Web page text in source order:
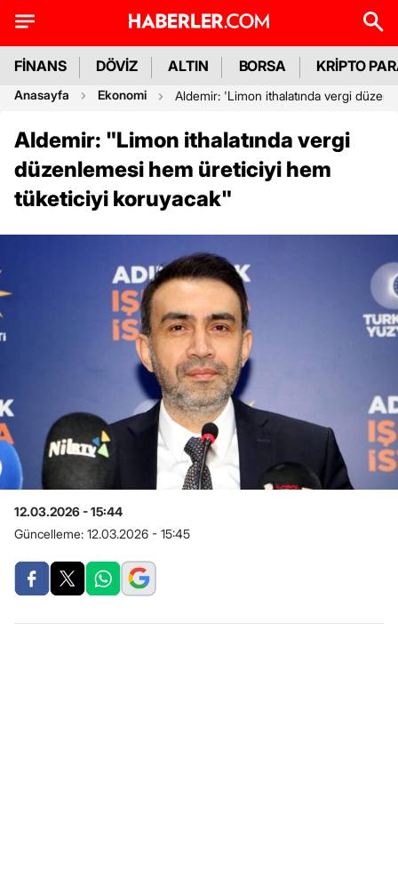
FİNANS DÖVİZ ALTIN BORSA KRİPTO
Anasayfa Ekonomi Aldemir: 'Limon ithalatında vergi
Aldemir: "Limon ithalatında vergi
düzenlemesi hem üreticiyi hem
tüketiciyi koruyacak"
12.03.2026 - 15:44
Güncelleme: 12.03.2026 - 15:45